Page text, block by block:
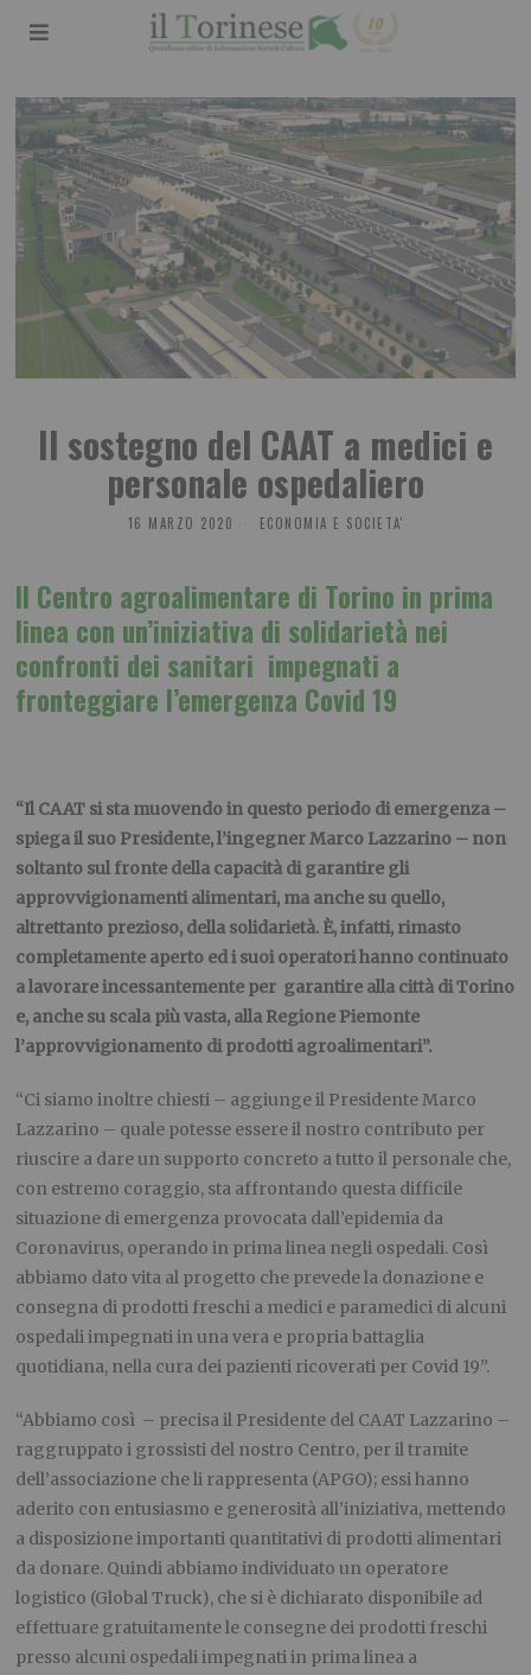
Il sostegno del CAAT a medici e
personale ospedaliero
16 MARZO 2020 ECONOMIA E SOCIETA'
Il Centro agroalimentare di Torino in prima
linea con un’iniziativa di solidarietà nei
confronti dei sanitari impegnati a
fronteggiare l’emergenza Covid 19
“Il CAAT si sta muovendo in questo periodo di emergenza –
spiega il suo Presidente, l’ingegner Marco Lazzarino – non
soltanto sul fronte della capacità di garantire gli
approvvigionamenti alimentari, ma anche su quello,
altrettanto prezioso, della solidarietà. È, infatti, rimasto
completamente aperto ed i suoi operatori hanno continuato
a lavorare incessantemente per garantire alla città di Torino
e, anche su scala più vasta, alla Regione Piemonte
l’approvvigionamento di prodotti agroalimentari”.
“Ci siamo inoltre chiesti – aggiunge il Presidente Marco
Lazzarino – quale potesse essere il nostro contributo per
riuscire a dare un supporto concreto a tutto il personale che,
con estremo coraggio, sta affrontando questa difficile
situazione di emergenza provocata dall’epidemia da
Coronavirus, operando in prima linea negli ospedali. Così
abbiamo dato vita al progetto che prevede la donazione e
consegna di prodotti freschi a medici e paramedici di alcuni
ospedali impegnati in una vera e propria battaglia
quotidiana, nella cura dei pazienti ricoverati per Covid 19”.
“Abbiamo così – precisa il Presidente del CAAT Lazzarino –
raggruppato i grossisti del nostro Centro, per il tramite
dell’associazione che li rappresenta (APGO); essi hanno
aderito con entusiasmo e generosità all’iniziativa, mettendo
a disposizione importanti quantitativi di prodotti alimentari
da donare. Quindi abbiamo individuato un operatore
logistico (Global Truck), che si è dichiarato disponibile ad
effettuare gratuitamente le consegne dei prodotti freschi
presso alcuni ospedali impegnati in prima linea a